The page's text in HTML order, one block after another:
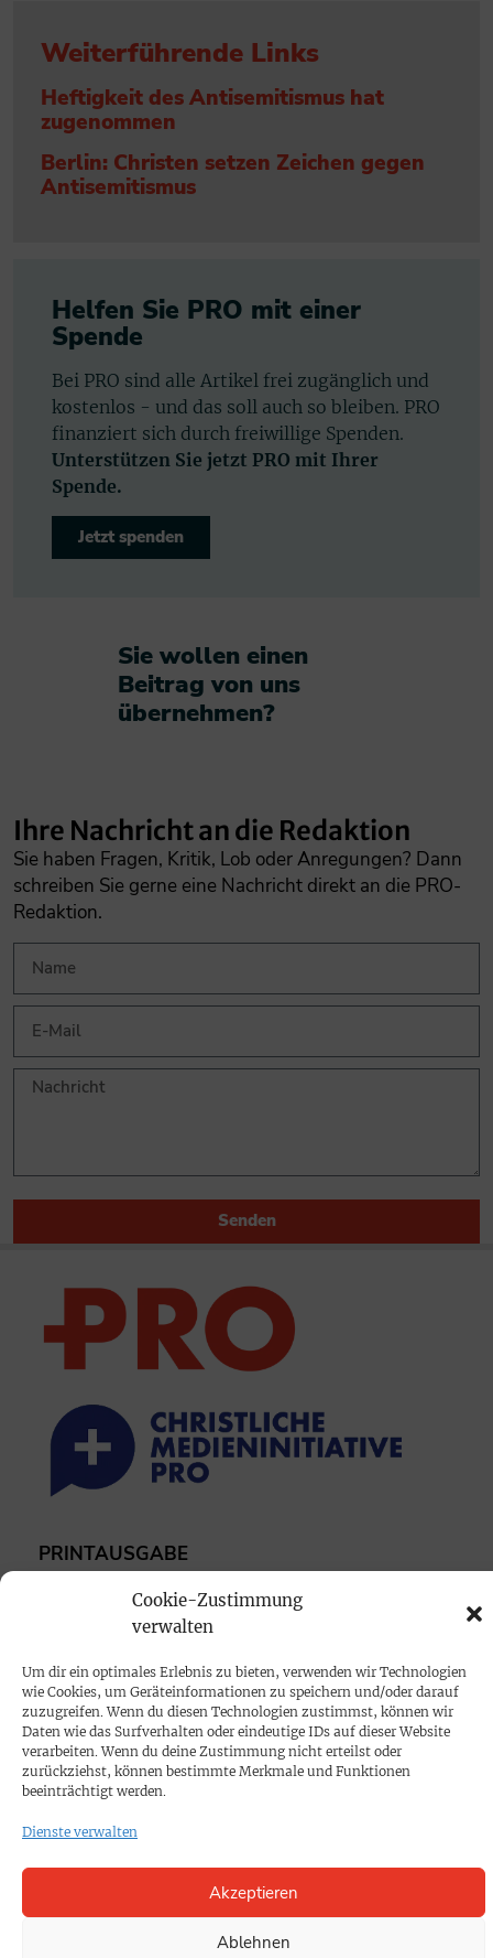
Cookie-Zustimmung
verwalten
Um dir ein optimales Erlebnis zu bieten, verwenden wir Technologien
wie Cookies, um Geräteinformationen zu speichern und/oder darauf
zuzugreifen. Wenn du diesen Technologien zustimmst, können wir
Daten wie das Surfverhalten oder eindeutige IDs auf dieser Website
verarbeiten. Wenn du deine Zustimmung nicht erteilst oder
zurückziehst, können bestimmte Merkmale und Funktionen
beeinträchtigt werden.
Dienste verwalten
Akzeptieren
Ablehnen
Weiterführende Links
Heftigkeit des Antisemitismus hat
zugenommen
Berlin: Christen setzen Zeichen gegen
Antisemitismus
Helfen Sie PRO mit einer
Spende
Bei PRO sind alle Artikel frei zugänglich und
kostenlos - und das soll auch so bleiben. PRO
finanziert sich durch freiwillige Spenden.
Unterstützen Sie jetzt PRO mit Ihrer
Spende.
Jetzt spenden
Sie wollen einen
Beitrag von uns
übernehmen?​
Ihre Nachricht an die Redaktion
Sie haben Fragen, Kritik, Lob oder Anregungen? Dann
schreiben Sie gerne eine Nachricht direkt an die PRO-
Redaktion.
Senden
PRINTAUSGABE
Mediadaten
Impressum
SPENDEN
Datenschutz